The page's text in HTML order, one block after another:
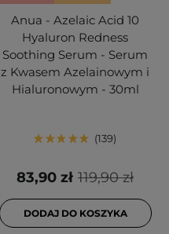
Anua - Azelaic Acid 10
Hyaluron Redness
Soothing Serum - Serum
z Kwasem Azelainowym i
Hialuronowym - 30ml
139
119,90 zł
83,90 zł
DODAJ DO KOSZYKA